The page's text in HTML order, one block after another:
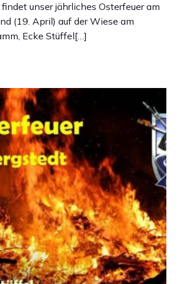
findet unser jährliches Osterfeuer am
(19. April) auf der Wiese am
Ecke Stüffel[…]